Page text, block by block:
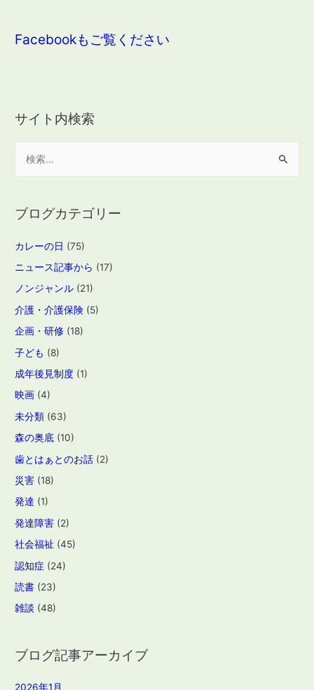
Facebookもご覧ください
サイト内検索
ブログカテゴリー
カレーの日 (75)
ニュース記事から (17)
ノンジャンル (21)
介護・介護保険 (5)
企画・研修 (18)
子ども (8)
成年後見制度 (1)
映画 (4)
未分類 (63)
森の奥底 (10)
歯とはぁとのお話 (2)
災害 (18)
発達 (1)
発達障害 (2)
社会福祉 (45)
認知症 (24)
読書 (23)
雑談 (48)
ブログ記事アーカイブ
2026年1月